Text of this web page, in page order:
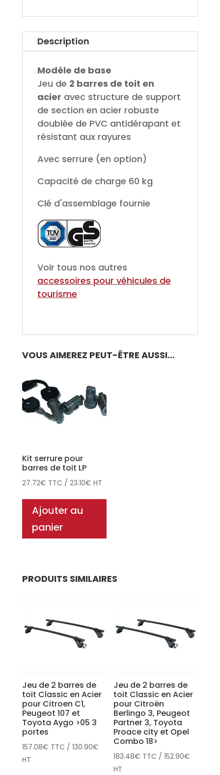
Description
Modèle de base
Jeu de 2 barres de toit en
acier avec structure de support
de section en acier robuste
doublée de PVC antidérapant et
résistant aux rayures
Avec serrure (en option)
Capacité de charge 60 kg
Clé d'assemblage fournie
Voir tous nos autres
accessoires pour véhicules de
tourisme
VOUS AIMEREZ PEUT-ÊTRE AUSSI…
Kit serrure pour
barres de toit LP
27.72€ TTC / 23.10€ HT
Ajouter au
panier
PRODUITS SIMILAIRES
Jeu de 2 barres de
toit Classic en Acier
pour Citroen C1,
Peugeot 107 et
Toyota Aygo >05 3
portes
157.08€ TTC / 130.90€
HT
Jeu de 2 barres de
toit Classic en Acier
pour Citroën
Berlingo 3, Peugeot
Partner 3, Toyota
Proace city et Opel
Combo 18>
183.48€ TTC /152.90€
HT